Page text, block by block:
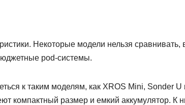
Некоторые модели нельзя сравнивать,
pod-системы.
к таким моделям, как XROS Mini, Sonder U
компактный размер и емкий аккумулятор. К